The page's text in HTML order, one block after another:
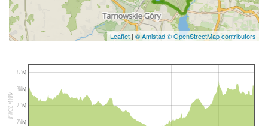
Leaflet | © Amistad© OpenStreetMap contributors
wysokość m n.p.m.
250m
275m
300m
325m